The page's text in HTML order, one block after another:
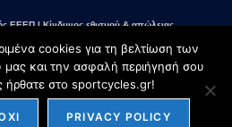
ΕΕΕΠ | Κίνδυνος εθισμού & απώλειας
cookies για τη βελτίωση των
μας και την ασφαλή περιήγησή σου
ήρθατε στο sportcycles.gr!
PRIVACY POLICY